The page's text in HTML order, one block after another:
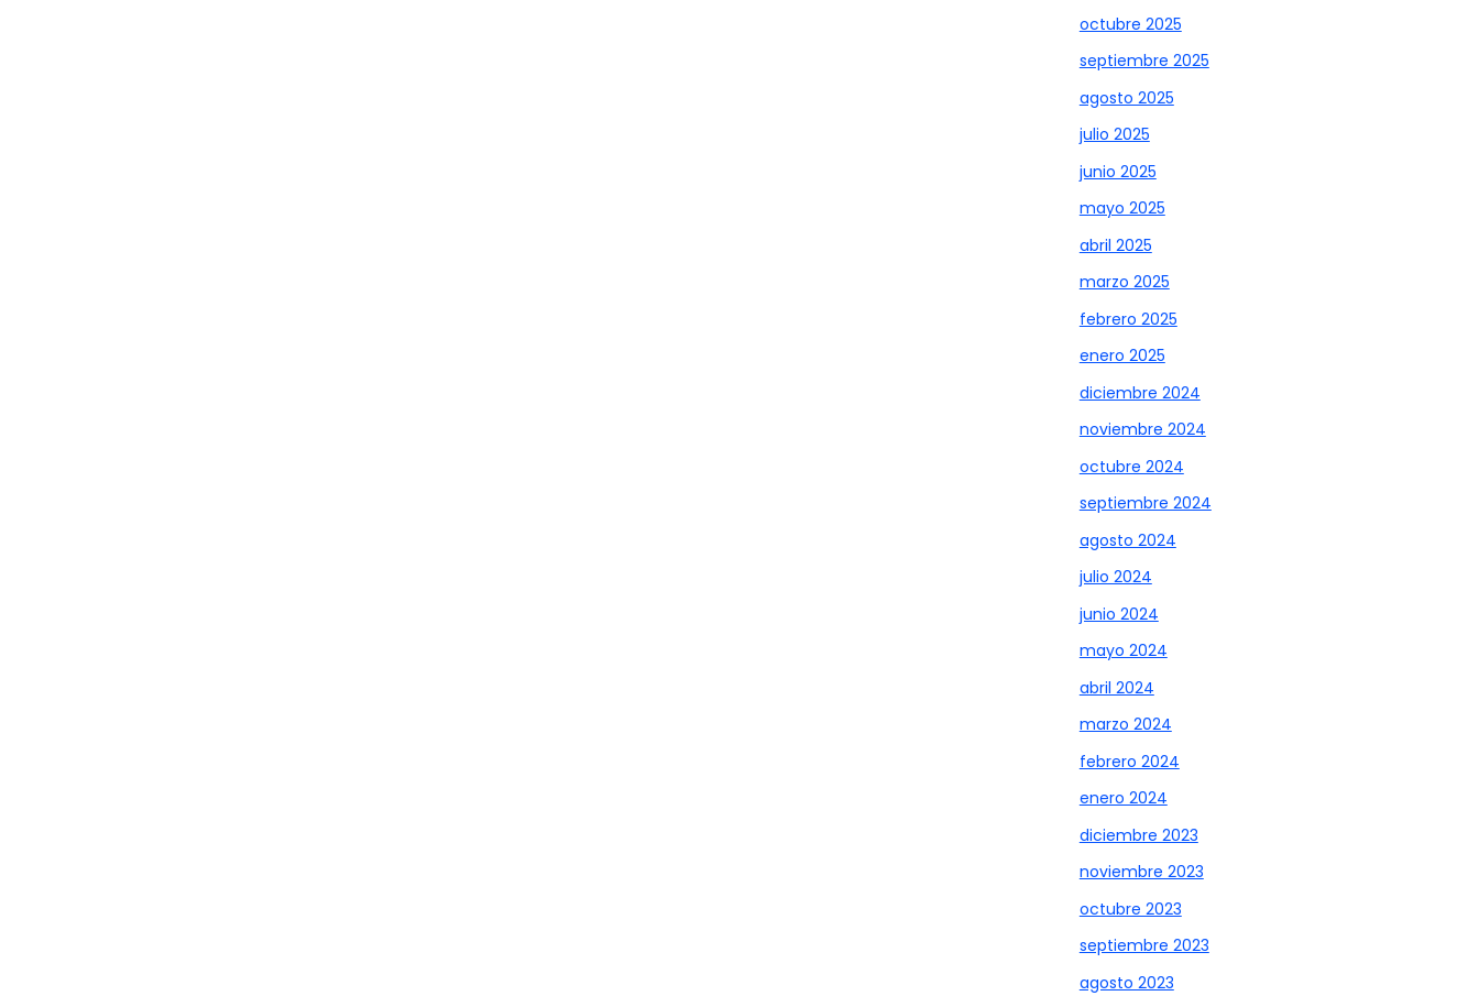
octubre 2025
septiembre 2025
agosto 2025
julio 2025
junio 2025
mayo 2025
abril 2025
marzo 2025
febrero 2025
enero 2025
diciembre 2024
noviembre 2024
octubre 2024
septiembre 2024
agosto 2024
julio 2024
junio 2024
mayo 2024
abril 2024
marzo 2024
febrero 2024
enero 2024
diciembre 2023
noviembre 2023
octubre 2023
septiembre 2023
agosto 2023